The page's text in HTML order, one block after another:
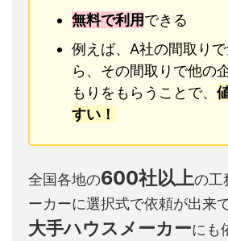
無料で利用できる
例えば、A社の間取り
ら、その間取りで他の
もりをもらうことで、
すい！
全国各地の600社以上の工
ーカーに選択式で依頼が出来
大手ハウスメーカーにも